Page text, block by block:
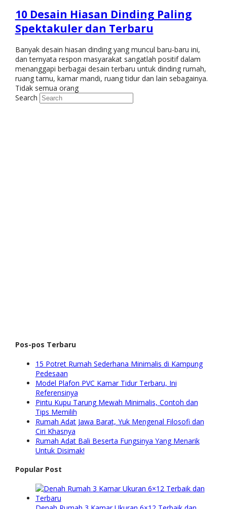
10 Desain Hiasan Dinding Paling
Spektakuler dan Terbaru
Banyak desain hiasan dinding yang muncul baru-baru ini,
dan ternyata respon masyarakat sangatlah positif dalam
menanggapi berbagai desain terbaru untuk dinding rumah,
ruang tamu, kamar mandi, ruang tidur dan lain sebagainya.
Tidak semua orang
Search
Pos-pos Terbaru
15 Potret Rumah Sederhana Minimalis di Kampung
Pedesaan
Model Plafon PVC Kamar Tidur Terbaru, Ini
Referensinya
Pintu Kupu Tarung Mewah Minimalis, Contoh dan
Tips Memilih
Rumah Adat Jawa Barat, Yuk Mengenal Filosofi dan
Ciri Khasnya
Rumah Adat Bali Beserta Fungsinya Yang Menarik
Untuk Disimak!
Popular Post